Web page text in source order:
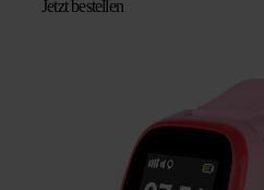
war:
Jetzt bestellen